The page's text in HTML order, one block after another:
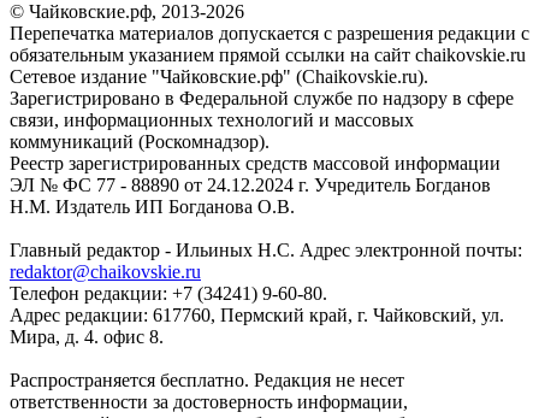
© Чайковские.рф, 2013-2026
Перепечатка материалов допускается с разрешения редакции с
обязательным указанием прямой ссылки на сайт chaikovskie.ru
Сетевое издание "Чайковские.рф" (Chaikovskie.ru).
Зарегистрировано в Федеральной службе по надзору в сфере
связи, информационных технологий и массовых
коммуникаций (Роскомнадзор).
Реестр зарегистрированных средств массовой информации
ЭЛ № ФС 77 - 88890 от 24.12.2024 г. Учредитель Богданов
Н.М. Издатель ИП Богданова О.В.
Главный редактор - Ильиных Н.С. Адрес электронной почты:
redaktor@chaikovskie.ru
Телефон редакции: +7 (34241) 9-60-80.
Адрес редакции: 617760, Пермский край, г. Чайковский, ул.
Мира, д. 4. офис 8.
Распространяется бесплатно. Редакция не несет
ответственности за достоверность информации,